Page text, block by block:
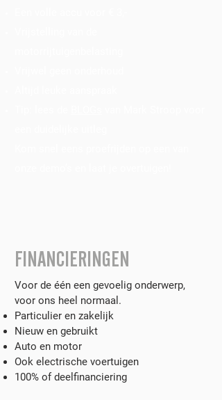
FINANCIERINGEN
Voor de één een gevoelig onderwerp,
voor ons heel normaal.
Particulier en zakelijk
Nieuw en gebruikt
Auto en motor
Ook electrische voertuigen
100% of deelfinanciering